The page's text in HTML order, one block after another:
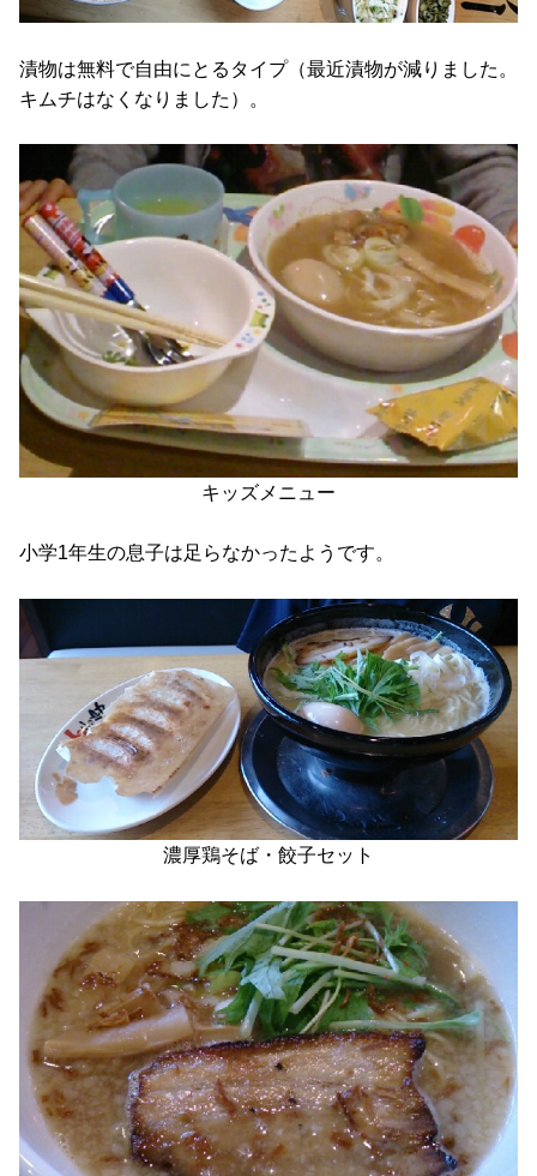
漬物は無料で自由にとるタイプ（最近漬物が減りました。
キムチはなくなりました）。
キッズメニュー
小学1年生の息子は足らなかったようです。
濃厚鶏そば・餃子セット